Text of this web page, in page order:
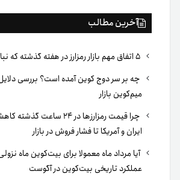
آخرین مطالب
چه بر سر دوج کوین آمده است؟ بررسی
میم‌کوین بازار
چرا قیمت رمزارزها در ۲۴
ایران و آمریکا تا فشار فروش در بازار
آیا مرداد ماه معمولا برای بیت‌کوین ماه
عملکرد تاریخی بیت‌کوین در آگوست